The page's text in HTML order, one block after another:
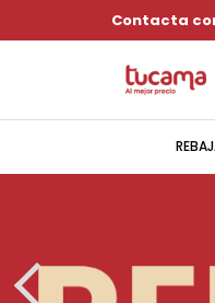
Filtrar
×
Contacta